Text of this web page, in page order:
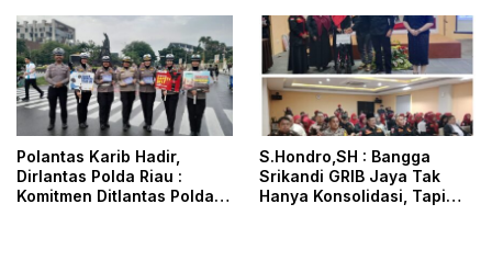
Penegak Hukum
Polantas Karib Hadir,
Dirlantas Polda Riau :
Komitmen Ditlantas Polda
S.Hondro,SH : Bangga
Srikandi GRIB Jaya Tak
Hanya Konsolidasi, Tapi